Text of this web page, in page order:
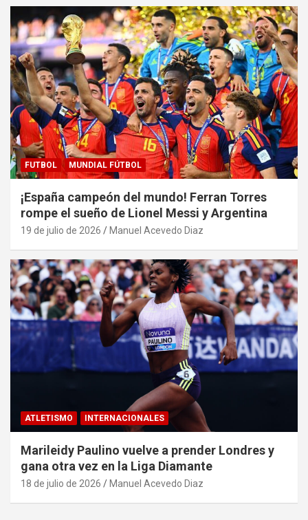
FUTBOL MUNDIAL FÚTBOL
¡España campeón del mundo! Ferran Torres
rompe el sueño de Lionel Messi y Argentina
19 de julio de 2026 Manuel Acevedo Diaz
ATLETISMO INTERNACIONALES
Marileidy Paulino vuelve a prender Londres y
gana otra vez en la Liga Diamante
18 de julio de 2026 Manuel Acevedo Diaz